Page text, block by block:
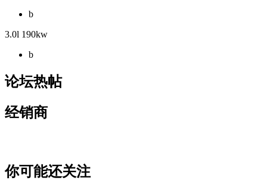
b
3.0l 190kw
b
论坛热帖
经销商
你可能还关注